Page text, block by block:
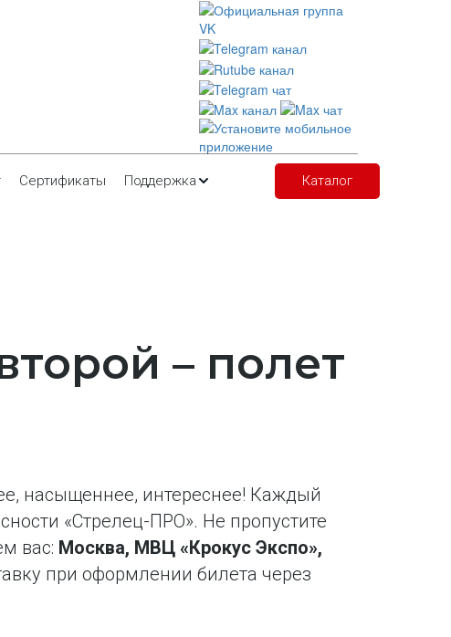
Сертификаты Поддержка Каталог
– полет
насыщеннее, интереснее! Каждый
«Стрелец-ПРО». Не пропустите
вас: Москва, МВЦ «Крокус Экспо»,
при оформлении билета через